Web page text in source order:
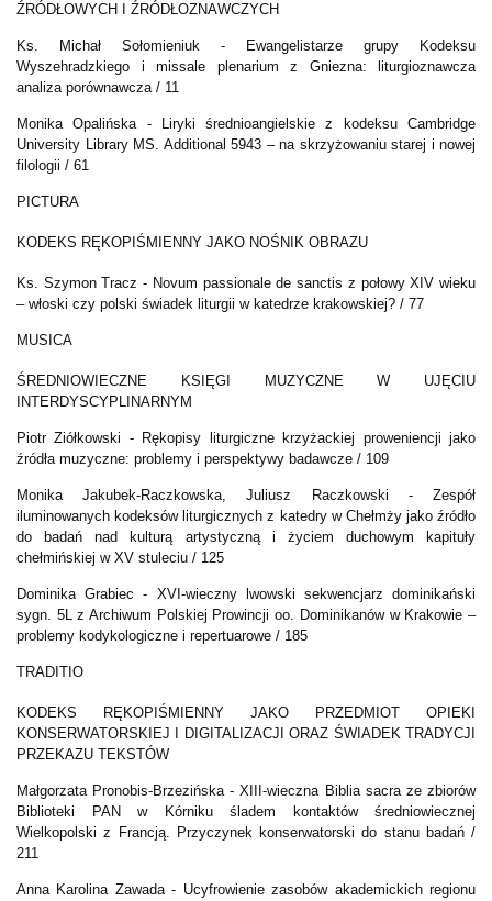
ŹRÓDŁOWYCH I ŹRÓDŁOZNAWCZYCH
Ks. Michał Sołomieniuk -
Ewangelistarze grupy Kodeksu
Wyszehradzkiego i missale plenarium z Gniezna: liturgioznawcza
analiza porównawcza / 11
Monika Opalińska -
Liryki średnioangielskie z kodeksu Cambridge
University Library MS. Additional 5943 – na skrzyżowaniu starej i nowej
filologii / 61
PICTURA
KODEKS RĘKOPIŚMIENNY JAKO NOŚNIK OBRAZU
Ks. Szymon Tracz - Novum passionale de sanctis z połowy XIV wieku
– włoski czy polski świadek liturgii w katedrze krakowskiej? / 77
MUSICA
ŚREDNIOWIECZNE KSIĘGI MUZYCZNE W UJĘCIU
INTERDYSCYPLINARNYM
Piotr Ziółkowski - Rękopisy liturgiczne krzyżackiej proweniencji jako
źródła muzyczne: problemy i perspektywy badawcze / 109
Monika Jakubek-Raczkowska, Juliusz Raczkowski - Zespół
iluminowanych kodeksów liturgicznych z katedry w Chełmży jako źródło
do badań nad kulturą artystyczną i życiem duchowym kapituły
chełmińskiej w XV stuleciu / 125
Dominika Grabiec - XVI-wieczny lwowski sekwencjarz dominikański
sygn. 5L z Archiwum Polskiej Prowincji oo. Dominikanów w Krakowie –
problemy kodykologiczne i repertuarowe / 185
TRADITIO
KODEKS RĘKOPIŚMIENNY JAKO PRZEDMIOT OPIEKI
KONSERWATORSKIEJ I DIGITALIZACJI ORAZ ŚWIADEK TRADYCJI
PRZEKAZU TEKSTÓW
Małgorzata Pronobis-Brzezińska -XIII-wieczna Biblia sacra ze zbiorów
Biblioteki PAN w Kórniku śladem kontaktów średniowiecznej
Wielkopolski z Francją. Przyczynek konserwatorski do stanu badań /
211
Anna Karolina Zawada - Ucyfrowienie zasobów akademickich regionu